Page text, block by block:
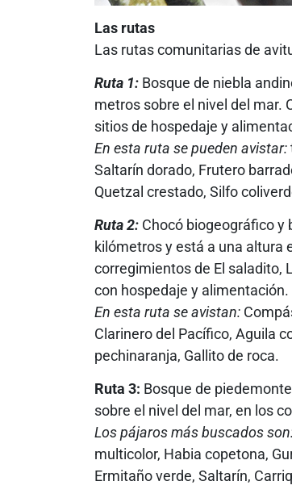
Las rutas
Las rutas comunitarias de
Ruta 1: Bosque de niebla
metros sobre el nivel del mar.
sitios de hospedaje y
En esta ruta se pueden avistar:
Saltarín dorado, Frutero
Quetzal crestado, Silfo
Ruta 2: Chocó biogeográfico y
kilómetros y está a una altura
corregimientos de El saladito,
con hospedaje y alimentación.
En esta ruta se avistan:
Clarinero del Pacífico, Aguila
pechinaranja, Gallito de roca.
Ruta 3: Bosque de
sobre el nivel del mar, en los
Los pájaros más buscados
multicolor, Habia copetona,
Ermitaño verde, Saltarín,